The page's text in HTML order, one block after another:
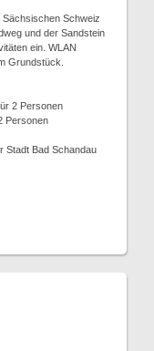
Schweiz
und der Sandstein
ein. WLAN
Grundstück.
2 Personen
Personen
Stadt Bad Schandau